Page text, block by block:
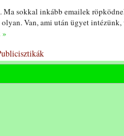
Ma sokkal inkább emailek
Van, ami után ügyet
»